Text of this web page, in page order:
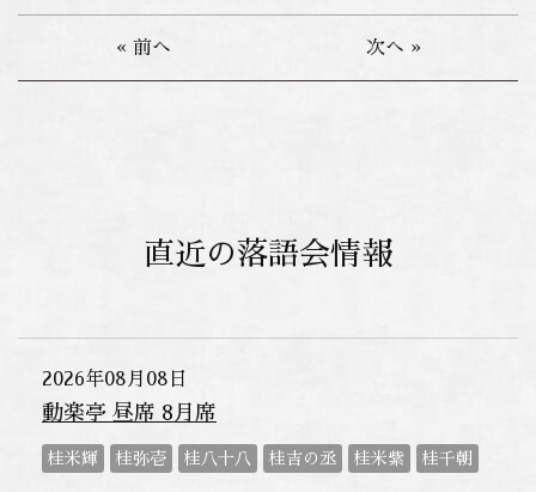
« 前へ 次へ »
直近の落語会情報
2026年08月08日
動楽亭 昼席 8月席
桂米輝 桂弥壱 桂八十八 桂吉の丞 桂米紫 桂千朝